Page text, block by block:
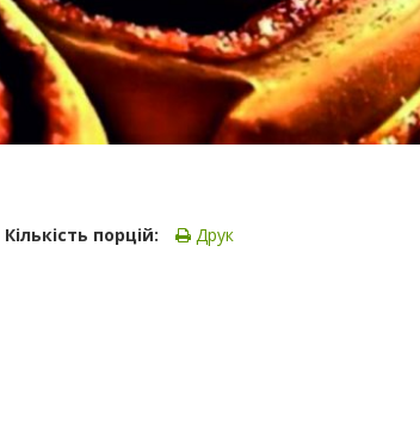
Кількість порцій: Друк